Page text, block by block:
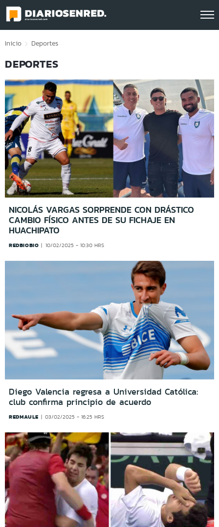
Click acá para ir directamente al contenido
Inicio Deportes
DEPORTES
NICOLÁS VARGAS SORPRENDE CON DRÁSTICO
CAMBIO FÍSICO ANTES DE SU FICHAJE EN
HUACHIPATO
REDBIOBIO 10/02/2025 - 10:30 HRS
Diego Valencia regresa a Universidad Católica:
club confirma principio de acuerdo
REDMAULE 03/02/2025 - 16:25 HRS